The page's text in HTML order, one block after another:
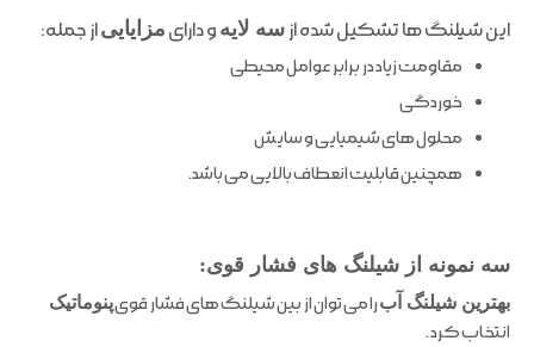
این شیلنگ ها تشکیل شده از سه لایه و دارای مزایاییاز جمله:
مقاومت زیاد در برابر عوامل محیطی
خوردگی
محلول های شیمیایی و سایش
همچنین قابلیت انعطاف بالایی می باشد.
سه نمونه از شیلنگ های فشار قوی:
بهترین شیلنگ آبرا می توان از بین شیلنگ های فشار قویپنوماتیک
انتخاب کرد .